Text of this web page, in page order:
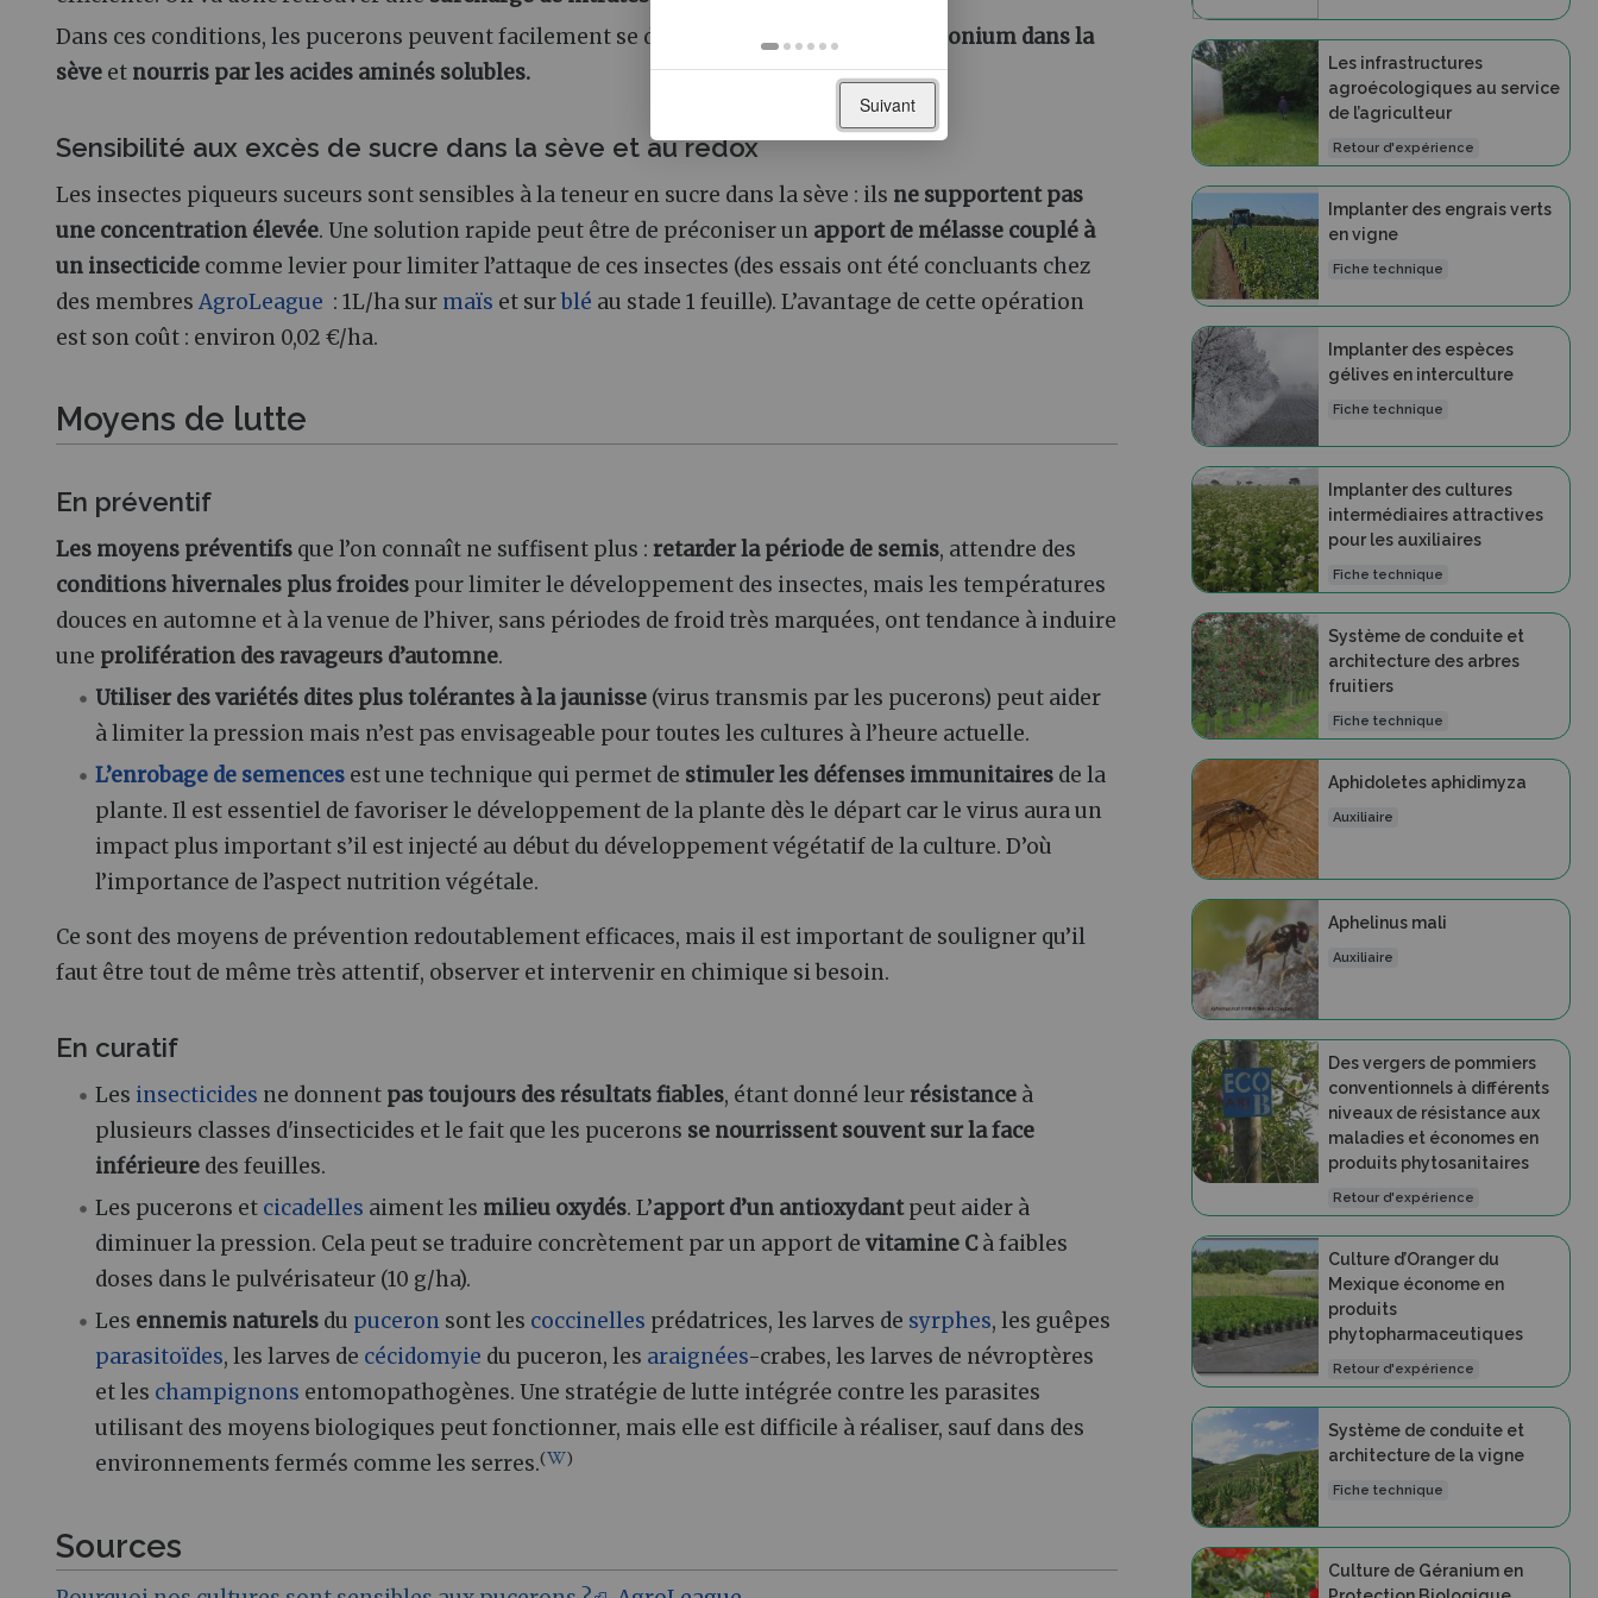
Dans ces conditions, les pucerons peuvent facilement se développer,attirés par l’ammonium dans la
sève et nourris par les acides aminés solubles.
Sensibilité aux excès de sucre dans la sève et au redox
Les insectes piqueurs suceurs sont sensibles à la teneur en sucre dans la sève : ils ne supportent pas
une concentration élevée. Une solution rapide peut être de préconiser un apport de mélasse couplé à
un insecticide comme levier pour limiter l’attaque de ces insectes (des essais ont été concluants chez
des membres AgroLeague : 1L/ha sur maïs et surblé au stade 1 feuille). L’avantage de cette opération
est son coût : environ 0,02 €/ha.
Moyens de lutte
En préventif
Les moyens préventifs que l’on connaît ne suffisent plus : retarder la période de semis, attendre des
conditions hivernales plus froides pour limiter le développement des insectes, mais les températures
douces en automne et à la venue de l’hiver, sans périodes de froid très marquées, ont tendance à induire
une prolifération des ravageurs d’automne.
Utiliser des variétés dites plus tolérantes à la jaunisse (virus transmis par les pucerons) peut aider
à limiter la pression mais n’est pas envisageable pour toutes les cultures à l’heure actuelle.
L’enrobage de semences est une technique qui permet de stimuler les défenses immunitaires de la
plante. Il est essentiel de favoriser le développement de la plante dès le départ car le virus aura un
impact plus important s’il est injecté au début du développement végétatif de la culture. D’où
l’importance de l’aspect nutrition végétale.
Ce sont des moyens de prévention redoutablement efficaces, mais il est important de souligner qu’il
faut être tout de même très attentif, observer et intervenir en chimique si besoin.
En curatif
Les insecticides ne donnent pas toujours des résultats fiables, étant donné leurrésistance à
plusieurs classes d'insecticides et le fait que les pucerons se nourrissent souvent sur la face
inférieure des feuilles.
Les pucerons et cicadelles aiment les milieu oxydés. L’apport d’un antioxydantpeut aider à
diminuer la pression. Cela peut se traduire concrètement par un apport devitamine Cà faibles
doses dans le pulvérisateur (10 g/ha).
Les ennemis naturels du puceron sont les coccinelles prédatrices, les larves de syrphes, les guêpes
parasitoïdes, les larves de cécidomyie du puceron, les araignées-crabes, les larves de névroptères
et les champignons entomopathogènes. Une stratégie de lutte intégrée contre les parasites
utilisant des moyens biologiques peut fonctionner, mais elle est difficile à réaliser, sauf dans des
environnements fermés comme les serres.( )
Sources
Les infrastructures
agroécologiques au service
de l’agriculteur
Retour d'expérience
Implanter des engrais verts
en vigne
Fiche technique
Implanter des espèces
gélives en interculture
Fiche technique
Implanter des cultures
intermédiaires attractives
pour les auxiliaires
Fiche technique
Système de conduite et
architecture des arbres
fruitiers
Fiche technique
Aphidoletes aphidimyza
Auxiliaire
Aphelinus mali
Auxiliaire
Des vergers de pommiers
conventionnels à différents
niveaux de résistance aux
maladies et économes en
produits phytosanitaires
Retour d'expérience
Culture d’Oranger du
Mexique économe en
produits
phytopharmaceutiques
Retour d'expérience
Système de conduite et
architecture de la vigne
Fiche technique
Culture de Géranium en
Suivant